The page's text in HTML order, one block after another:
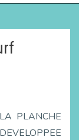
PLANCHE